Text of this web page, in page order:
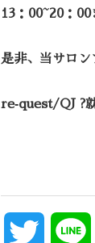
13：00~20：
是非、当サロン
re‐quest/QJ
Twitter